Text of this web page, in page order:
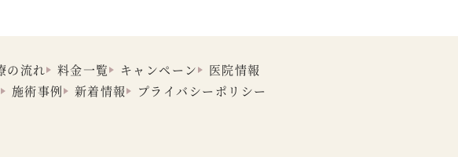
の流れ 料金一覧 キャンペーン
医院情報
施術事例 新着情報
プライバシーポリシー